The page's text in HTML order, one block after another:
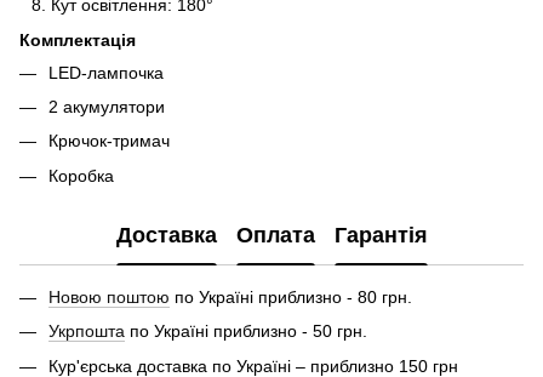
Кут освітлення: 180°
Комплектація
LED-лампочка
2 акумулятори
Крючок-тримач
Коробка
Доставка Оплата Гарантія
Новою поштою по Україні приблизно - 80 грн.
Укрпошта по Україні приблизно - 50 грн.
Кур'єрська доставка по Україні – приблизно 150 грн